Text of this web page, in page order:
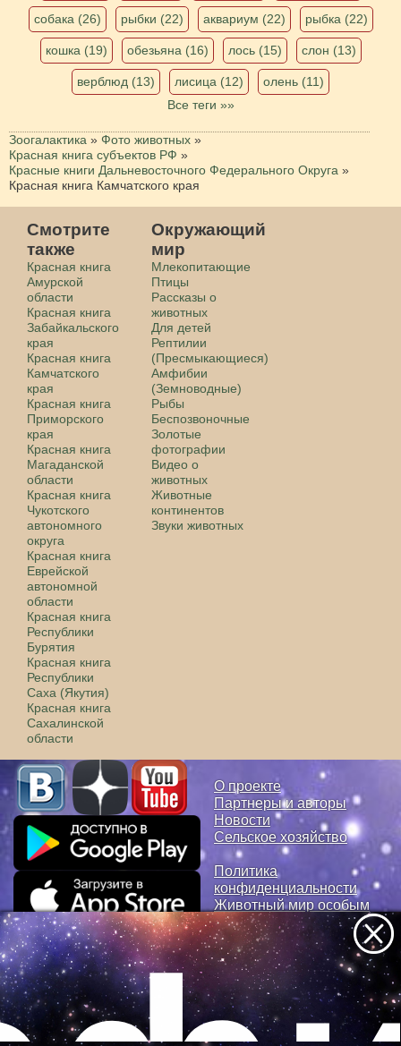
собака (26) рыбки (22) аквариум (22) рыбка (22)
кошка (19) обезьяна (16) лось (15) слон (13)
верблюд (13) лисица (12)
олень (11)
Все теги »»
Зоогалактика » Фото животных »
Красная книга субъектов РФ »
Красные книги Дальневосточного Федерального Округа »
Красная книга Камчатского края
Смотрите
также
Красная книга
Амурской
области
Красная книга
Забайкальского
края
Красная книга
Камчатского
края
Красная книга
Приморского
края
Красная книга
Магаданской
области
Красная книга
Чукотского
автономного
округа
Красная книга
Еврейской
автономной
области
Красная книга
Республики
Бурятия
Красная книга
Республики
Саха (Якутия)
Красная книга
Сахалинской
области
Окружающий
мир
Млекопитающие
Птицы
Рассказы о
животных
Для детей
Рептилии
(Пресмыкающиеся)
Амфибии
(Земноводные)
Рыбы
Беспозвоночные
Золотые
фотографии
Видео о
животных
Животные
континентов
Звуки животных
О проекте
Партнеры и авторы
Новости
Сельское хозяйство
Политика
конфиденциальности
Животный мир особым
взглядом
Раздел, предназначенный для
пользования людьми с
интеллектуальными нарушениями
Самые красивые фото животных в естественной среде и в
зоопарках всего мира. Подробные описания образа жизни и
удивительных фактов о диких и домашних животных от наших
авторов - натуралистов. Мы поможем вам погрузиться в
Все самое интересное